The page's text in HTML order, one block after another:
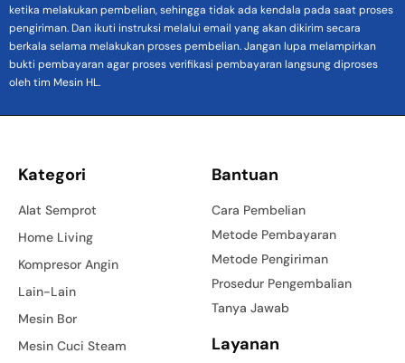
ketika melakukan pembelian, sehingga tidak ada kendala pada saat proses
pengiriman. Dan ikuti instruksi melalui email yang akan dikirim secara
berkala selama melakukan proses pembelian. Jangan lupa melampirkan
bukti pembayaran agar proses verifikasi pembayaran langsung diproses
oleh tim Mesin HL.
Kategori
Alat Semprot
Home Living
Kompresor Angin
Lain-Lain
Mesin Bor
Mesin Cuci Steam
Bantuan
Cara Pembelian
Metode Pembayaran
Metode Pengiriman
Prosedur Pengembalian
Tanya Jawab
Layanan